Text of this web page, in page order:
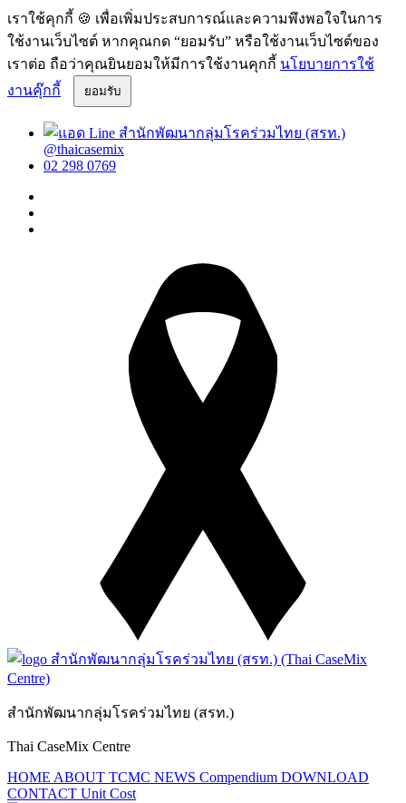
เราใช้คุกกี้ 🍪 เพื่อเพิ่มประสบการณ์และความพึงพอใจในการ
ใช้งานเว็บไซต์ หากคุณกด “ยอมรับ” หรือใช้งานเว็บไซต์ของ
เราต่อ ถือว่าคุณยินยอมให้มีการใช้งานคุกกี้ นโยบายการใช้
งานคุ๊กกี้
ยอมรับ
@thaicasemix
02 298 0769
สำนักพัฒนากลุ่มโรคร่วมไทย (สรท.)
Thai CaseMix Centre
HOME ABOUT TCMC NEWS Compendium DOWNLOAD
CONTACT Unit Cost